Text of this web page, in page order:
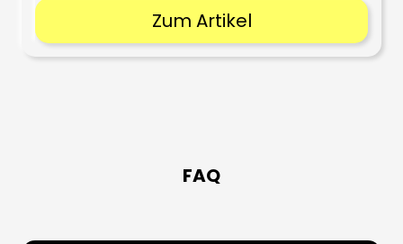
Zum Artikel
FAQ